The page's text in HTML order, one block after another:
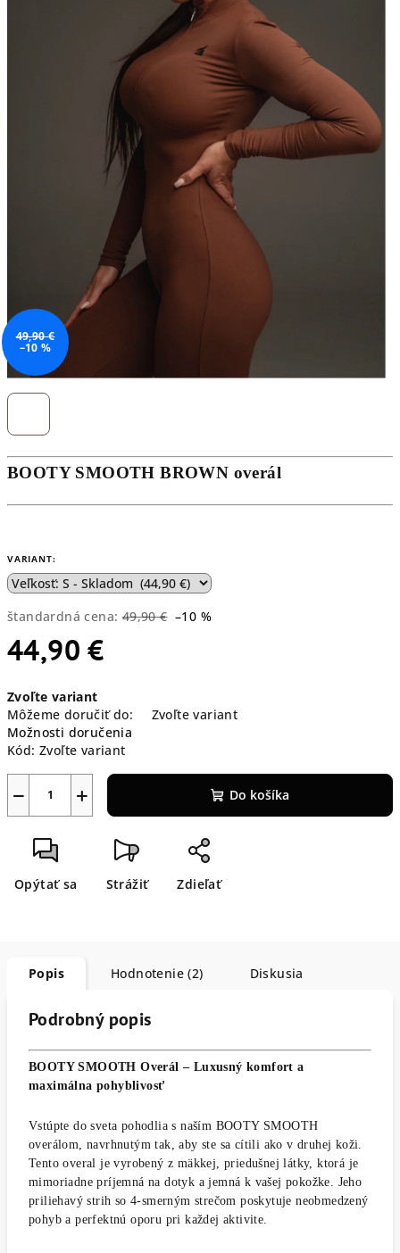
BOOTY SMOOTH BROWN overál
VARIANT:
štandardná cena: 49,90 € –10 %
44,90 €
cena:
Zvoľte variant
Môžeme doručiť do:
Zvoľte variant
Možnosti doručenia
Kód: Zvoľte variant
+
− Do košíka
Opýtať sa Strážiť Zdieľať
49,90 €
–10 %
Popis Hodnotenie (2) Diskusia
Podrobný popis
BOOTY SMOOTH Overál – Luxusný komfort a
maximálna pohyblivosť
Vstúpte do sveta pohodlia s naším BOOTY SMOOTH
overálom, navrhnutým tak, aby ste sa cítili ako v druhej koži.
Tento overal je vyrobený z mäkkej, priedušnej látky, ktorá je
mimoriadne príjemná na dotyk a jemná k vašej pokožke. Jeho
priliehavý strih so 4-smerným strečom poskytuje neobmedzený
pohyb a perfektnú oporu pri každej aktivite.